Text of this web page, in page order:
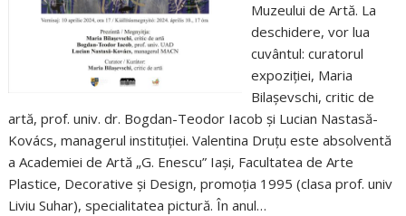
Muzeului de Artă. La
deschidere, vor lua
cuvântul: curatorul
expoziției, Maria
Bilașevschi, critic de
artă, prof. univ. dr. Bogdan-Teodor Iacob și Lucian Nastasă-
Kovács, managerul instituției. Valentina Druțu este absolventă
a Academiei de Artă „G. Enescu” Iași, Facultatea de Arte
Plastice, Decorative și Design, promoția 1995 (clasa prof. univ
Liviu Suhar), specialitatea pictură. În anul…